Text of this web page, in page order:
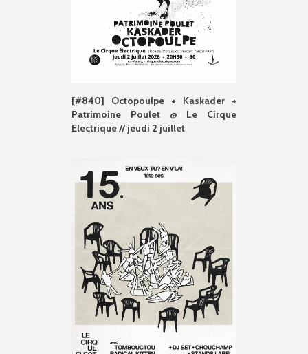
[#840] Octopoulpe + Kaskader +
Patrimoine Poulet @ Le Cirque
Electrique // jeudi 2 juillet